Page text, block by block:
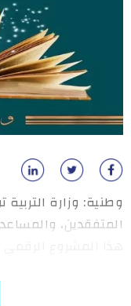
وطنية: وزارة
المتفقدين،